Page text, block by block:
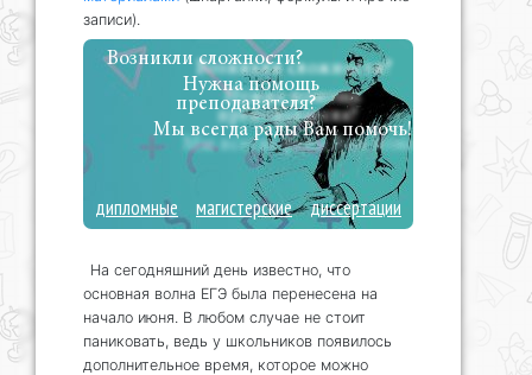
записи).
Возникли сложности?
Нужна помощь
преподавателя?
Мы всегда рады Вам помочь!
дипломные магистерские диссертации
На сегодняшний день известно, что
основная волна ЕГЭ была перенесена на
начало июня. В любом случае не стоит
паниковать, ведь у школьников появилось
дополнительное время, которое можно